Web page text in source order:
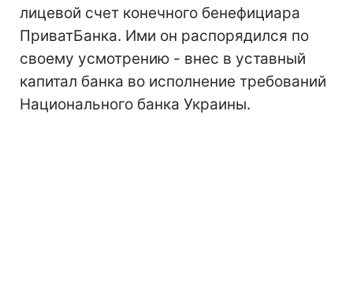
лицевой счет конечного бенефициара
ПриватБанка. Ими он распорядился по
своему усмотрению - внес в уставный
капитал банка во исполнение требований
Национального банка Украины.